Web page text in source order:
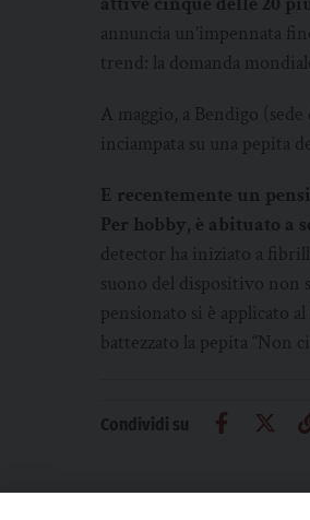
annuncia un’impennata
trend: la domanda
A maggio, a Bendigo
inciampata su una pepita
E recentemente un
Per hobby, è abituato
detector ha iniziato a
suono del dispositivo non
pensionato si è applicato al
battezzato la pepita “Non
Condividi su